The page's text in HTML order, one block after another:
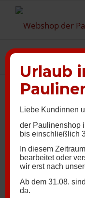
Blog - Die
/
Urlaub
Liebe Kundinnen
der Paulinenshop
bis einschließlich
In diesem
bearbeitet oder
wir erst nach
Ab dem 31.08.
da.